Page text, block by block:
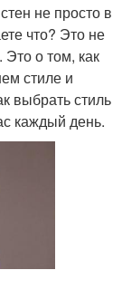
не просто в
что? Это не
Это о том, как
стиле и
выбрать стиль
каждый день.